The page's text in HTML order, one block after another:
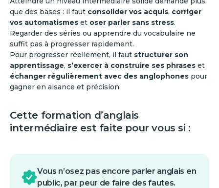
que des bases : il faut consolider vos acquis, corriger
vos automatismes et oser parler sans stress.
Regarder des séries ou apprendre du vocabulaire ne
suffit pas à progresser rapidement.
Pour progresser réellement, il faut structurer son
apprentissage, s’exercer à construire ses phrases et
échanger régulièrement avec des anglophones pour
gagner en aisance et précision.
Cette formation d’anglais
intermédiaire est faite pour vous si :
Vous n’osez pas encore parler anglais en
public, par peur de faire des fautes.